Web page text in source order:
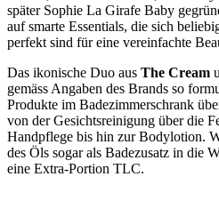
später Sophie La Girafe Baby
auf smarte Essentials, die sich
perfekt sind für eine vereinfachte
Das ikonische Duo aus The Cream
gemäss Angaben des Brands so
Produkte im Badezimmerschrank
von der Gesichtsreinigung über die
Handpflege bis hin zur Bodylotion.
des Öls sogar als Badezusatz in die
eine Extra-Portion TLC.